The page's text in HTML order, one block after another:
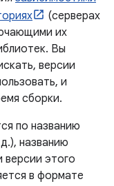
(серверах
их
Вы
версии
и
сборки.
по названию
названию
версии этого
в формате